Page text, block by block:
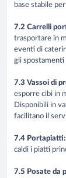
base stabile
7.2 Carrelli
trasportare in
eventi di
gli spostamenti
7.3 Vassoi di
esporre cibi in
Disponibili in
facilitano il
7.4 Portapiatti:
caldi i piatti
7.5 Posate da